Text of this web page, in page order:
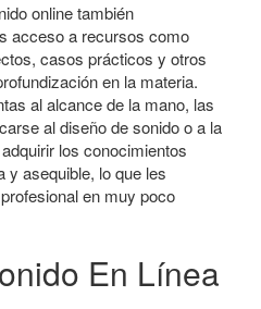
online también
acceso a recursos como
casos prácticos y otros
en la materia.
al alcance de la mano, las
al diseño de sonido o a la
los conocimientos
y asequible, lo que les
en muy poco
En Línea